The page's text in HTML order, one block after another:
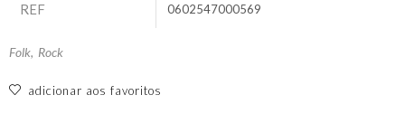
REF 0602547000569
Folk, Rock
adicionar aos favoritos